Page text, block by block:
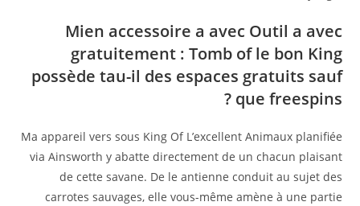
Mien accessoire a avec Outil a avec
gratuitement : Tomb of le bon King
possède tau-il des espaces gratuits sauf
que freespins ?
Ma appareil vers sous King Of L’excellent Animaux planifiée
via Ainsworth y abatte directement de un chacun plaisant
de cette savane. De le antienne conduit au sujet des
carrotes sauvages, elle vous-même amène à une partie